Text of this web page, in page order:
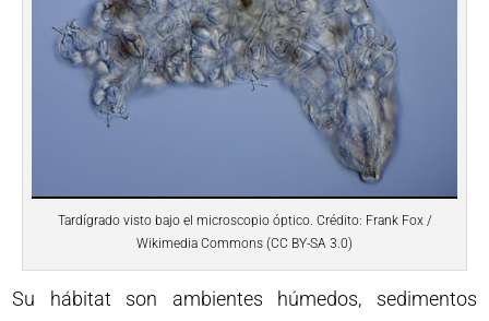
Tardígrado visto bajo el microscopio óptico. Crédito: Frank Fox /
Wikimedia Commons (CC BY-SA 3.0)
Su hábitat son ambientes húmedos, sedimentos